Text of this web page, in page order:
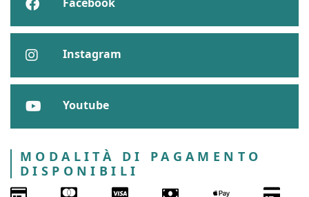
Instagram
Youtube
MODALITÀ DI PAGAMENTO
DISPONIBILI